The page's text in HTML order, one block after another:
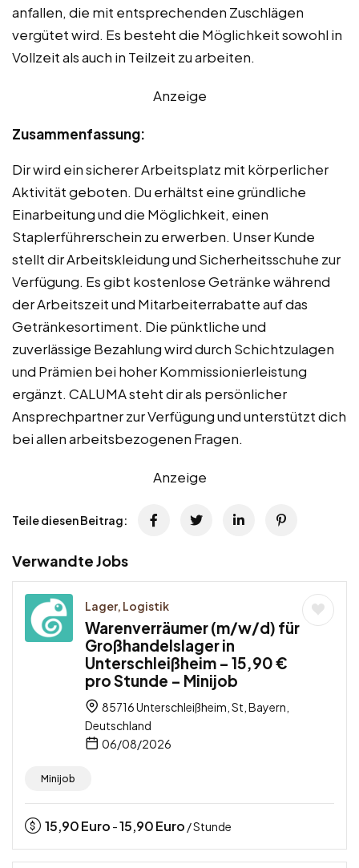
anfallen, die mit entsprechenden Zuschlägen
vergütet wird. Es besteht die Möglichkeit sowohl in
Vollzeit als auch in Teilzeit zu arbeiten.
Anzeige
Zusammenfassung:
Dir wird ein sicherer Arbeitsplatz mit körperlicher
Aktivität geboten. Du erhältst eine gründliche
Einarbeitung und die Möglichkeit, einen
Staplerführerschein zu erwerben. Unser Kunde
stellt dir Arbeitskleidung und Sicherheitsschuhe zur
Verfügung. Es gibt kostenlose Getränke während
der Arbeitszeit und Mitarbeiterrabatte auf das
Getränkesortiment. Die pünktliche und
zuverlässige Bezahlung wird durch Schichtzulagen
und Prämien bei hoher Kommissionierleistung
ergänzt. CALUMA steht dir als persönlicher
Ansprechpartner zur Verfügung und unterstützt dich
bei allen arbeitsbezogenen Fragen.
Anzeige
Teile diesen Beitrag:
Verwandte Jobs
Lager, Logistik
Warenverräumer (m/w/d) für
Großhandelslager in
Unterschleißheim – 15,90 €
pro Stunde – Minijob
85716 Unterschleißheim, St, Bayern,
Deutschland
06/08/2026
Minijob
15,90Euro -15,90Euro / Stunde